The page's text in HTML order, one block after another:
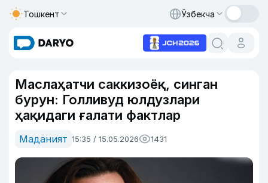
Тошкент Ўзбекча
Маслаҳатчи саккизоёқ, синган
бурун: Голливуд юлдузлари
ҳақидаги ғалати фактлар
Маданият 15:35 / 15.05.2026 1431